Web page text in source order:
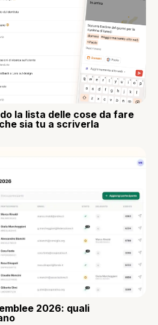
la lista delle cose da fare
sia tu a scriverla
2026: quali